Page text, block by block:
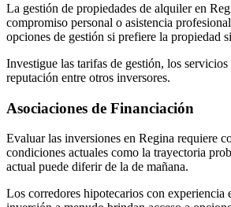
La gestión de propiedades de alquiler en
compromiso personal o asistencia
opciones de gestión si prefiere la propiedad
Investigue las tarifas de gestión, los
reputación entre otros inversores.
Asociaciones de Financiación
Evaluar las inversiones en Regina requiere
condiciones actuales como la trayectoria
actual puede diferir de la de mañana.
Los corredores hipotecarios con experiencia